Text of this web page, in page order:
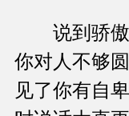
说到骄傲
你对人不够
见了你有自